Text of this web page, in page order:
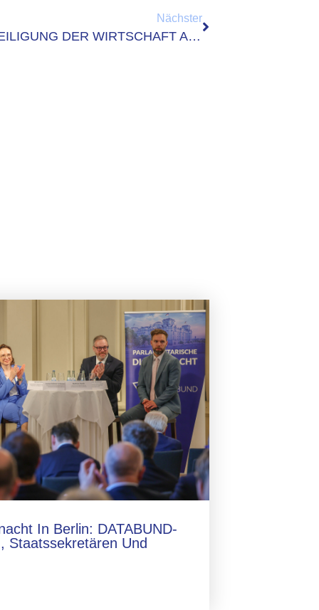
Nächster
VERBÄNDEAUSTAUSCH ZUR BETEILIGUNG DER WIRTSCHAFT AN DER VERWALTUNGSDIGITALISIERUNG
In Berlin: DATABUND-
Staatssekretären Und